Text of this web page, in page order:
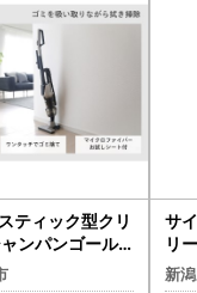
ティック型クリ
ンパンゴール
サ
リ
イ
新